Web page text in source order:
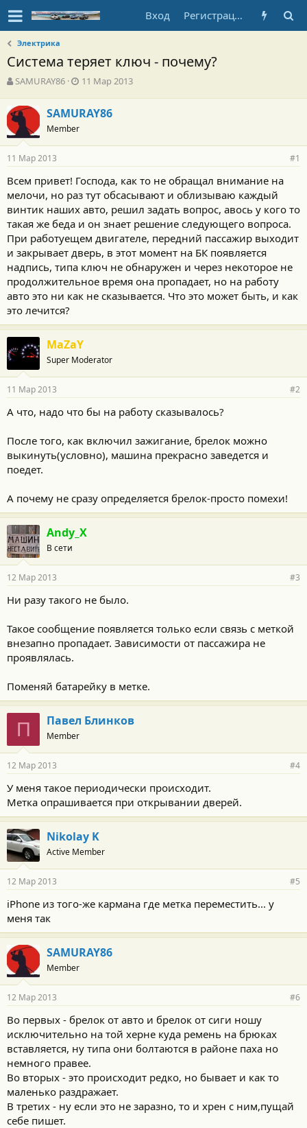
Вход Регистрация
Электрика
Система теряет ключ - почему?
А
т
о
р
т
е
м
ы
SAMURAY86
Д
а
а
л
а
11 Мар 2013
SAMURAY86
Member
11 Мар 2013 #1
Всем привет! Господа, как то не обращал внимание на
мелочи, но раз тут обсасывают и облизываю каждый
винтик наших авто, решил задать вопрос, авось у кого то
такая же беда и он знает решение следующего вопроса.
При работуещем двигателе, передний пассажир выходит
и закрывает дверь, в этот момент на БК появляется
надпись, типа ключ не обнаружен и через некоторое не
продолжительное время она пропадает, но на работу
авто это ни как не сказывается. Что это может быть, и как
это лечится?
MaZaY
Super Moderator
11 Мар 2013 #2
А что, надо что бы на работу сказывалось?
После того, как включил зажигание, брелок можно
выкинуть(условно), машина прекрасно заведется и
поедет.
А почему не сразу определяется брелок-просто помехи!
Andy_X
В сети
12 Мар 2013 #3
Ни разу такого не было.
Такое сообщение появляется только если связь с меткой
внезапно пропадает. Зависимости от пассажира не
проявлялась.
Поменяй батарейку в метке.
П Павел Блинков
Member
12 Мар 2013 #4
У меня такое периодически происходит.
Метка опрашивается при открывании дверей.
Nikolay K
Active Member
12 Мар 2013 #5
iPhone из того-же кармана где метка переместить... у
меня так
SAMURAY86
Member
12 Мар 2013 #6
Во первых - брелок от авто и брелок от сиги ношу
исключительно на той херне куда ремень на брюках
вставляется, ну типа они болтаются в районе паха но
немного правее.
Во вторых - это происходит редко, но бывает и как то
маленько раздражает.
В третих - ну если это не заразно, то и хрен с ним,пущай
себе пишет.